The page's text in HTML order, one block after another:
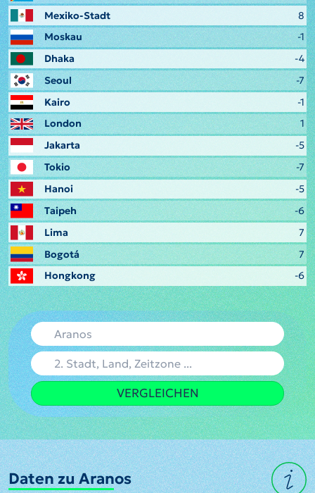
Mexiko-Stadt
8
Moskau
-1
Dhaka
-4
Seoul
-7
Kairo
-1
London
1
Jakarta
-5
Tokio
-7
Hanoi
-5
Taipeh
-6
Lima
7
Bogotá
7
Hongkong
-6
VERGLEICHEN
Daten zu Aranos